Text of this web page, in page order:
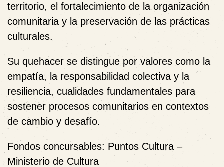
territorio, el fortalecimiento de la organización
comunitaria y la preservación de las prácticas
culturales.
Su quehacer se distingue por valores como la
empatía, la responsabilidad colectiva y la
resiliencia, cualidades fundamentales para
sostener procesos comunitarios en contextos
de cambio y desafío.
Fondos concursables: Puntos Cultura –
Ministerio de Cultura